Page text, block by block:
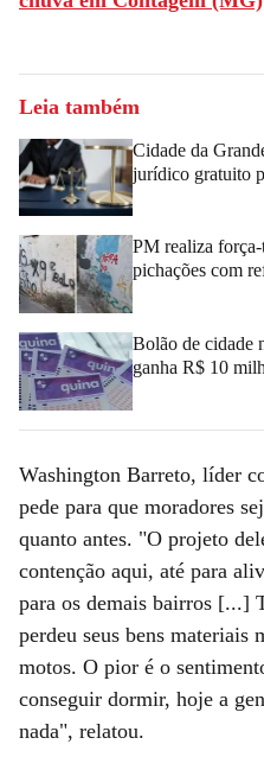
Leia também
Cidade da
jurídico gratuito
PM realiza
pichações com
Bolão de cidade
ganha R$ 10
Washington Barreto, líder
pede para que moradores
quanto antes. "O projeto
contenção aqui, até para
para os demais bairros [...]
perdeu seus bens materiais
motos. O pior é o
conseguir dormir, hoje a
nada", relatou.